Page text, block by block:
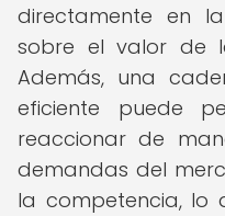
directamente en
sobre el valor de
Además, una
eficiente puede
reaccionar de
demandas del
la competencia, lo